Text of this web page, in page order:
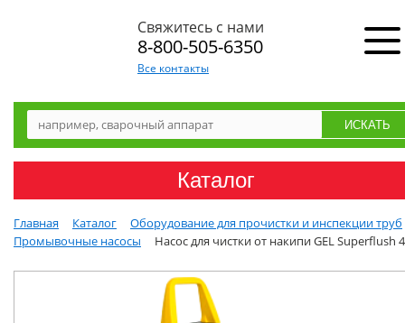
Свяжитесь с нами
8-800-505-6350
Все контакты
Каталог
Главная Каталог
Оборудование для прочистки и инспекции труб
Промывочные насосы
Насос для чистки от накипи GEL Superflush